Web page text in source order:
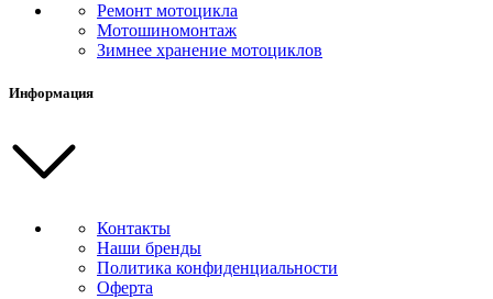
Ремонт мотоцикла
Мотошиномонтаж
Зимнее хранение мотоциклов
Информация
Контакты
Наши бренды
Политика конфиденциальности
Оферта